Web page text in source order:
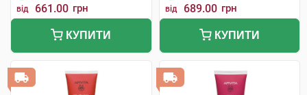
від 661.00 грн
КУПИТИ
від 689.00 грн
КУПИТИ